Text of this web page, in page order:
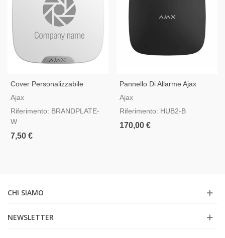
Cover Personalizzabile
Bianca Per Ajax StreetSiren
Ajax
Riferimento: BRANDPLATE-
W
7,50 €
Pannello Di Allarme Ajax
Hub2 Nero Compatibile Con
Ajax
Riferimento: HUB2-B
170,00 €
CHI SIAMO
NEWSLETTER